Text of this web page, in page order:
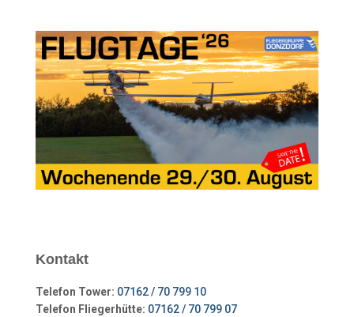
Kontakt
Telefon Tower: 07162 / 70 799 10
Telefon Fliegerhütte: 07162 / 70 799 07